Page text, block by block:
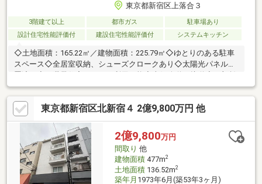
東京都新宿区上落合３
3階建て以上 都市ガス
駐車場あり
設計住宅性能評価付
建設住宅性能評価付 システムキッチン
◇土地面積：165.22㎡／建物面積：225.79㎡◇ゆとりのある駐車
スペース◇全居室収納、シューズクロークあり◇太陽光パネル設
貸中（南側1、2階部分）2室中2室満室稼働中年間想定賃料：180
万円◇コメント旭化成の建物なので地震に強く、緩やかな坂の途
中にあるので大雨でも浸水する心配が少ないです。家賃収入のあ
る賃貸併用住宅ですが、玄関が離れており干渉することがないで
す。また、徒歩4分でセブンイレブンも2軒ありますが、同じく徒
歩4分の「ツルハドラッグ新宿上落合店」は朝5時～翌朝4時まで
営業しており便利です。
東京都新宿区北新宿４ 2億9,800万円 他
2億9,800万円
間取り 他
建物面積477m2
土地面積136.52m2
築年月 1973年6月(築53年3ヶ月)